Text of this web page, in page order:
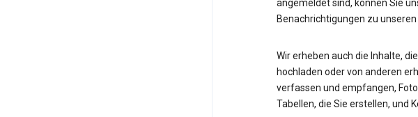
angemeldet sind, können Sie
Benachrichtigungen zu
Wir erheben auch die Inhalte,
hochladen oder von anderen
verfassen und empfangen,
Tabellen, die Sie erstellen, und